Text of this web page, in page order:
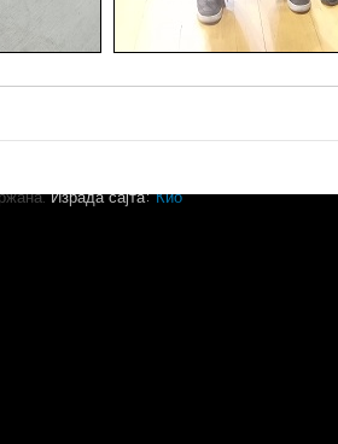
Израда сајта:Кио